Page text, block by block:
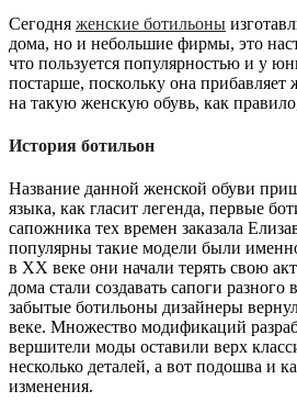
Сегодня женские ботильоны
дома, но и небольшие фирмы, это
что пользуется популярностью и у
постарше, поскольку она
на такую женскую обувь, как
История ботильон
Название данной женской обуви
языка, как гласит легенда, первые
сапожника тех времен заказала
популярны такие модели были
в XX веке они начали терять свою
дома стали создавать сапоги
забытые ботильоны дизайнеры
веке. Множество модификаций
вершители моды оставили верх
несколько деталей, а вот подошва и
изменения.